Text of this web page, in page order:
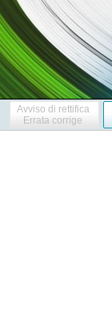
Avviso di rettifica
Errata corrige